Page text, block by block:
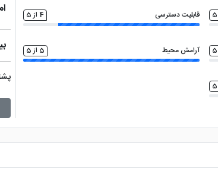
قابلیت دسترسی 4 از 5
آرامش محیط 5 از 5